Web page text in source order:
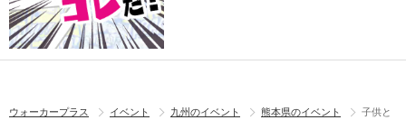
ウォーカープラス イベント 九州のイベント 熊本県のイベント 子供と